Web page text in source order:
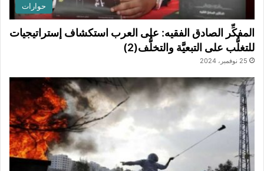
حوارات
المفكِّر الصادق الفقيه: على العرب استكشاف إستراتيجيات
للتغلُّب على التبعيَّة والتخلُّف(2)
25 نوفمبر، 2024